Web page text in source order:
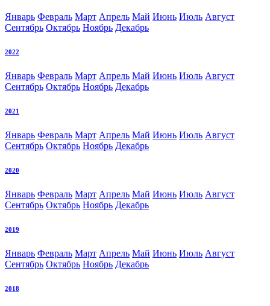
Январь Февраль Март Апрель Май Июнь Июль Август
Сентябрь Октябрь Ноябрь Декабрь
2022
Январь Февраль Март Апрель Май Июнь Июль Август
Сентябрь Октябрь Ноябрь Декабрь
2021
Январь Февраль Март Апрель Май Июнь Июль Август
Сентябрь Октябрь Ноябрь Декабрь
2020
Январь Февраль Март Апрель Май Июнь Июль Август
Сентябрь Октябрь Ноябрь Декабрь
2019
Январь Февраль Март Апрель Май Июнь Июль Август
Сентябрь Октябрь Ноябрь Декабрь
2018